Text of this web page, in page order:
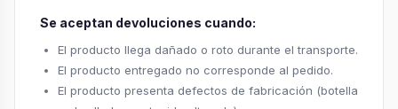
Se aceptan devoluciones cuando:
El producto llega dañado o roto durante el transporte.
El producto entregado no corresponde al pedido.
El producto presenta defectos de fabricación (botella